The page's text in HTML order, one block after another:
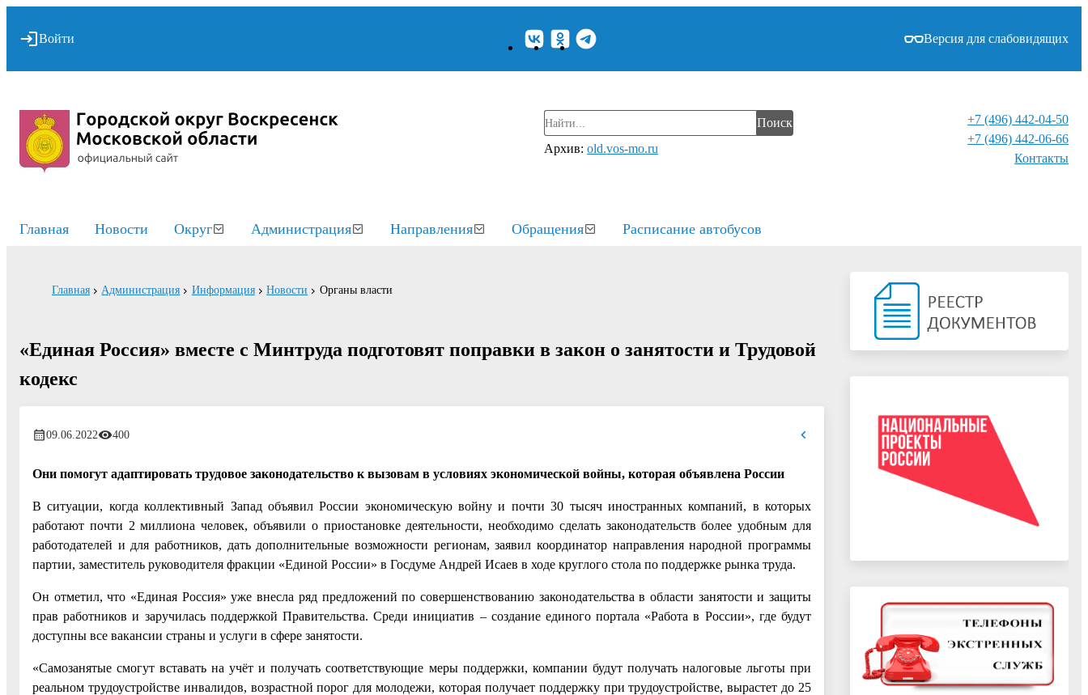
Войти Версия для слабовидящих
Поиск
Архив: old.vos-mo.ru
+7 (496) 442-04-50
+7 (496) 442-06-66
Контакты⁠
Главная Новости Округ Администрация Направления Обращения Расписание автобусов
Главная Администрация Информация Новости Органы власти
«Единая Россия» вместе с Минтруда подготовят поправки в закон о занятости и Трудовой
кодекс
09.06.2022 400
Они помогут адаптировать трудовое законодательство к вызовам в условиях экономической войны, которая объявлена России
В ситуации, когда коллективный Запад объявил России экономическую войну и почти 30 тысяч иностранных компаний, в которых
работают почти 2 миллиона человек, объявили о приостановке деятельности, необходимо сделать законодательств более удобным для
работодателей и для работников, дать дополнительные возможности регионам, заявил координатор направления народной программы
партии, заместитель руководителя фракции «Единой России» в Госдуме Андрей Исаев в ходе круглого стола по поддержке рынка труда.
Он отметил, что «Единая Россия» уже внесла ряд предложений по совершенствованию законодательства в области занятости и защиты
прав работников и заручилась поддержкой Правительства. Среди инициатив – создание единого портала «Работа в России», где будут
доступны все вакансии страны и услуги в сфере занятости.
«Самозанятые смогут вставать на учёт и получать соответствующие меры поддержки, компании будут получать налоговые льготы при
реальном трудоустройстве инвалидов, возрастной порог для молодежи, которая получает поддержку при трудоустройстве, вырастет до 25